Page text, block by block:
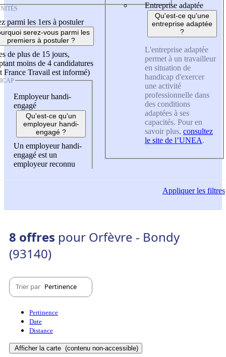
parmi les 1ers à postuler
serez-vous parmi les
premiers à postuler ?
de plus de 15 jours,
moins de 4 candidatures
France Travail est informé)
Employeur handi-
engagé
Qu'est-ce qu'un
employeur handi-
engagé ?
Un employeur handi-
engagé est un
employeur reconnu
Entreprise adaptée
Qu'est-ce qu'une
entreprise adaptée
?
L'entreprise adaptée
permet à un travailleur
en situation de
handicap d'exercer
une activité
professionnelle dans
des conditions
adaptées à ses
capacités. Pour en
savoir plus, consultez
le site de l’UNEA.
Appliquerles filtres
8 offres pour Orfèvre - Bondy
(93140)
Trier par Pertinence
Pertinence
Date
Distance
Afficher la carte (contenu non-accessible)